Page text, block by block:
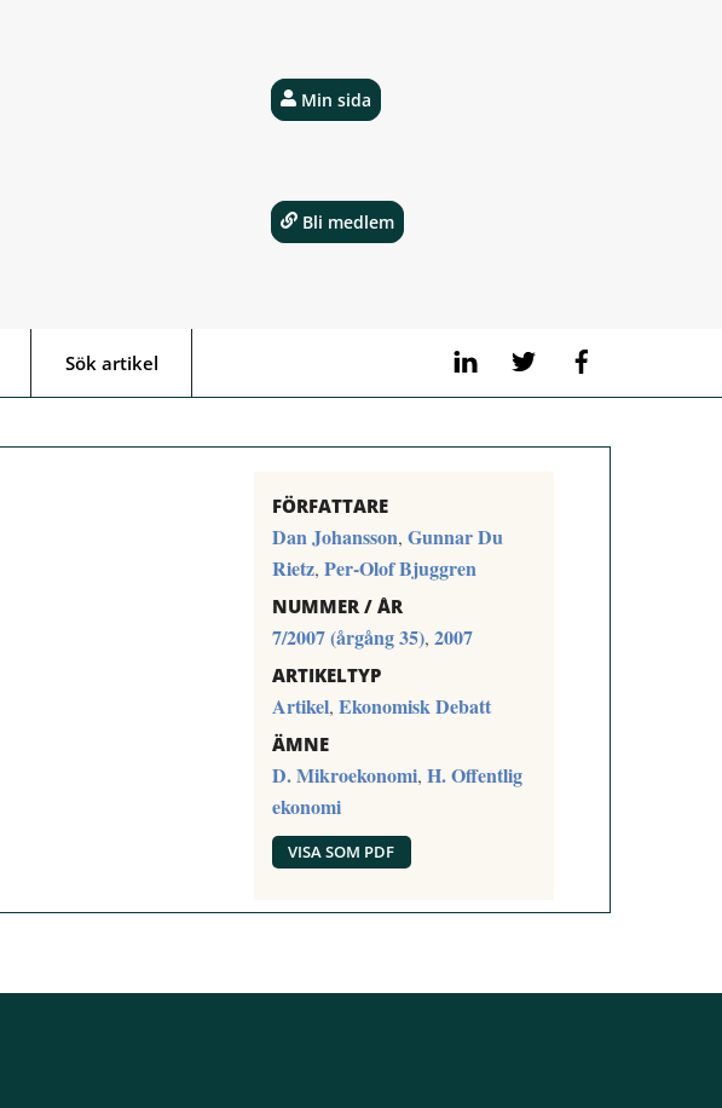
LinkedIn Twitter
Sök artikel
Min sida
Bli medlem
FÖRFATTARE
Dan Johansson, Gunnar Du
Rietz, Per-Olof Bjuggren
NUMMER / ÅR
7/2007 (årgång 35), 2007
ARTIKELTYP
Artikel, Ekonomisk Debatt
ÄMNE
D. Mikroekonomi, H. Offentlig
ekonomi
VISA SOM PDF